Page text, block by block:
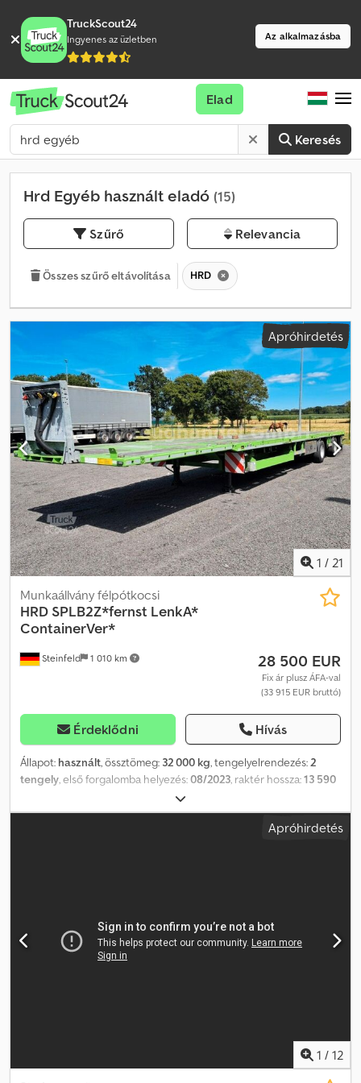
TruckScout24
Ingyenes az üzletben Az alkalmazásba
Keresés
Elad
Hrd Egyéb használt eladó (15)
Szűrő Relevancia
Összes szűrő eltávolítása HRD
Apróhirdetés
1 / 21
Steinfeld 1 010 km
Munkaállvány félpótkocsi
HRD SPLB2Z*fernst LenkA*
ContainerVer*
28 500 EUR
Fix ár plusz ÁFA-val
(33 915 EUR bruttó)
Érdeklődni Hívás
Állapot: használt, össztömeg: 32 000 kg, tengelyelrendezés:2
tengely, első forgalomba helyezés:08/2023, raktér hossza:13 590
2 540 mm
teljes magasság:1 200 mm, Felszereltség:ABS, VIN:
WO9SPLB2ZPEN10217 2 tengelyes, nyerges vontató HRD típus:
17.5" Felfüggesztés: pneumatikus, emelő- és süllyesztő funkcióval
Tengelyemelő: nem tartozék Tengelytáv: 2100 mm Kerék méret:
235 / 75 R17.5", 10 lyukas acélfelniken szerelve Mennyiség: 8
Rakományrögzítés Rögzítőpontok típusa: 50kN Vario (lásd a
mellékletet) Mennyiség + pozíció: 11 pár a külső keretben
Apróhirdetés
1 / 12